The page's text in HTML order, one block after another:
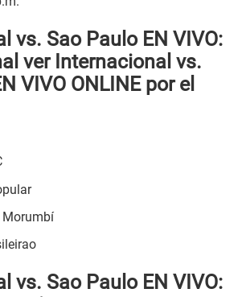
vs. Sao Paulo EN VIVO:
ver Internacional vs.
VIVO ONLINE por el
Morumbí
vs. Sao Paulo EN VIVO: